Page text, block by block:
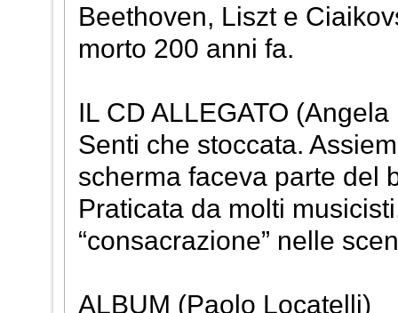
Beethoven, Liszt e
morto 200 anni fa.
IL CD ALLEGATO
Senti che stoccata.
scherma faceva parte del
Praticata da molti
“consacrazione” nelle
ALBUM (Paolo Locatelli)